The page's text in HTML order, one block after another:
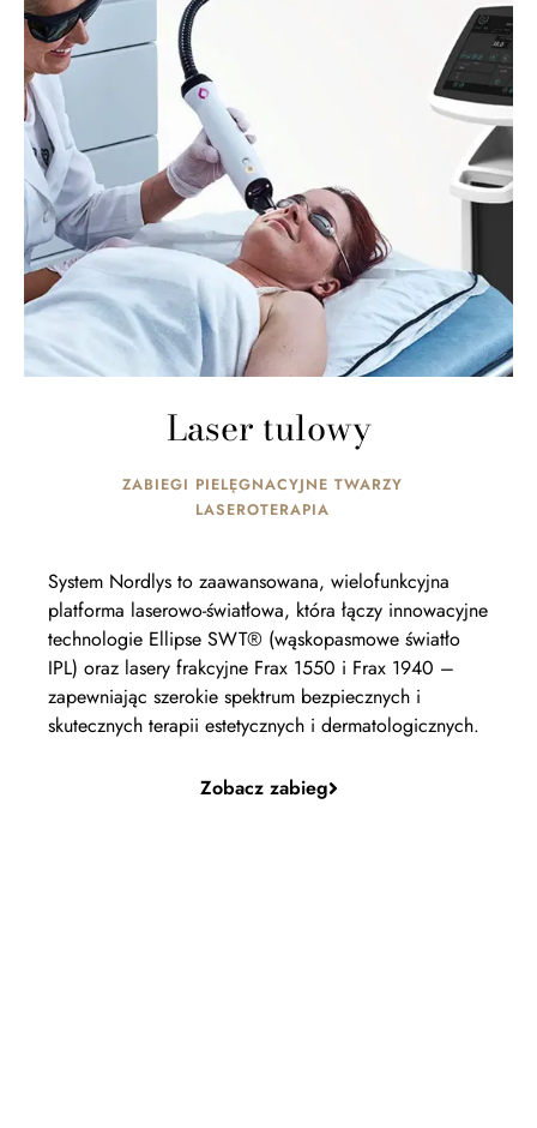
Laser tulowy
ZABIEGI PIELĘGNACYJNE TWARZY
LASEROTERAPIA
System Nordlys to zaawansowana, wielofunkcyjna
platforma laserowo-światłowa, która łączy innowacyjne
technologie Ellipse SWT® (wąskopasmowe światło
IPL) oraz lasery frakcyjne Frax 1550 i Frax 1940 –
zapewniając szerokie spektrum bezpiecznych i
skutecznych terapii estetycznych i dermatologicznych.
Zobacz zabieg